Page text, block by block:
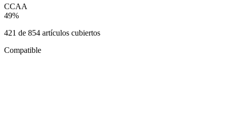
CCAA
49%
421 de 854 artículos cubiertos
Compatible